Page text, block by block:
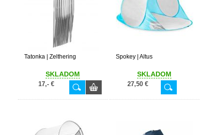
Tatonka | Zelthering
SKLADOM
17,- €
Spokey | Altus
SKLADOM
27,50 €